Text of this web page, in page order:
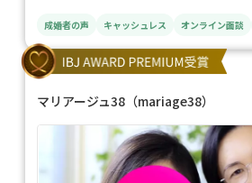
成婚者の声 キャッシュレス オンライン面談
マリアージュ38（mariage38）